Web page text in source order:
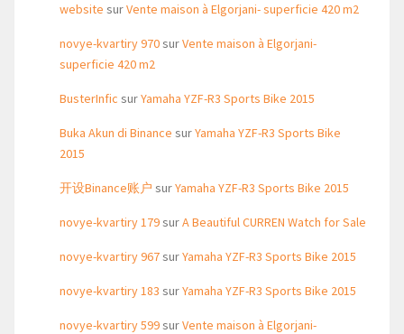
website surVente maison à Elgorjani- superficie 420 m2
novye-kvartiry 970surVente maison à Elgorjani-
superficie 420 m2
BusterInfic surYamaha YZF-R3 Sports Bike 2015
Buka Akun di Binance surYamaha YZF-R3 Sports Bike
2015
开设Binance账户 surYamaha YZF-R3 Sports Bike 2015
novye-kvartiry 179surA Beautiful CURREN Watch for Sale
novye-kvartiry 967surYamaha YZF-R3 Sports Bike 2015
novye-kvartiry 183 surYamaha YZF-R3 Sports Bike 2015
novye-kvartiry 599surVente maison à Elgorjani-